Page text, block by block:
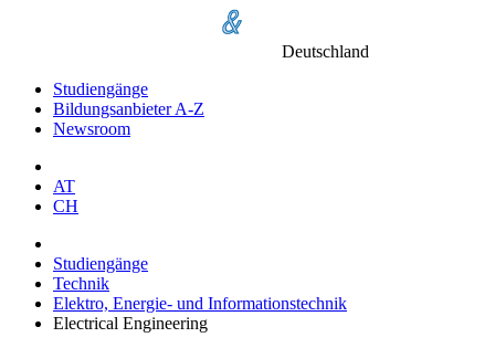
Deutschland
Studiengänge
Bildungsanbieter A-Z
Newsroom
AT
CH
Studiengänge
Technik
Elektro, Energie- und Informationstechnik
Electrical Engineering